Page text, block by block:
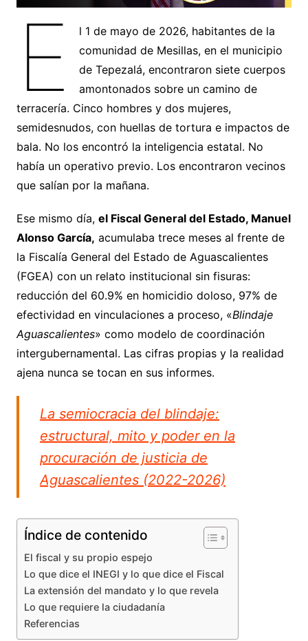
E
l 1 de mayo de 2026, habitantes de la
comunidad de Mesillas, en el municipio
de Tepezalá, encontraron siete cuerpos
amontonados sobre un camino de
terracería. Cinco hombres y dos mujeres,
semidesnudos, con huellas de tortura e impactos de
bala. No los encontró la inteligencia estatal. No
había un operativo previo. Los encontraron vecinos
que salían por la mañana.
Ese mismo día, el Fiscal General del Estado, Manuel
Alonso García, acumulaba trece meses al frente de
la Fiscalía General del Estado de Aguascalientes
(FGEA) con un relato institucional sin fisuras:
reducción del 60.9% en homicidio doloso, 97% de
efectividad en vinculaciones a proceso, «Blindaje
Aguascalientes» como modelo de coordinación
intergubernamental. Las cifras propias y la realidad
ajena nunca se tocan en sus informes.
La semiocracia del blindaje:
estructural, mito y poder en la
procuración de justicia de
Aguascalientes (2022-2026)
Índice de contenido
El fiscal y su propio espejo
Lo que dice el INEGI y lo que dice el Fiscal
La extensión del mandato y lo que revela
Lo que requiere la ciudadanía
Referencias